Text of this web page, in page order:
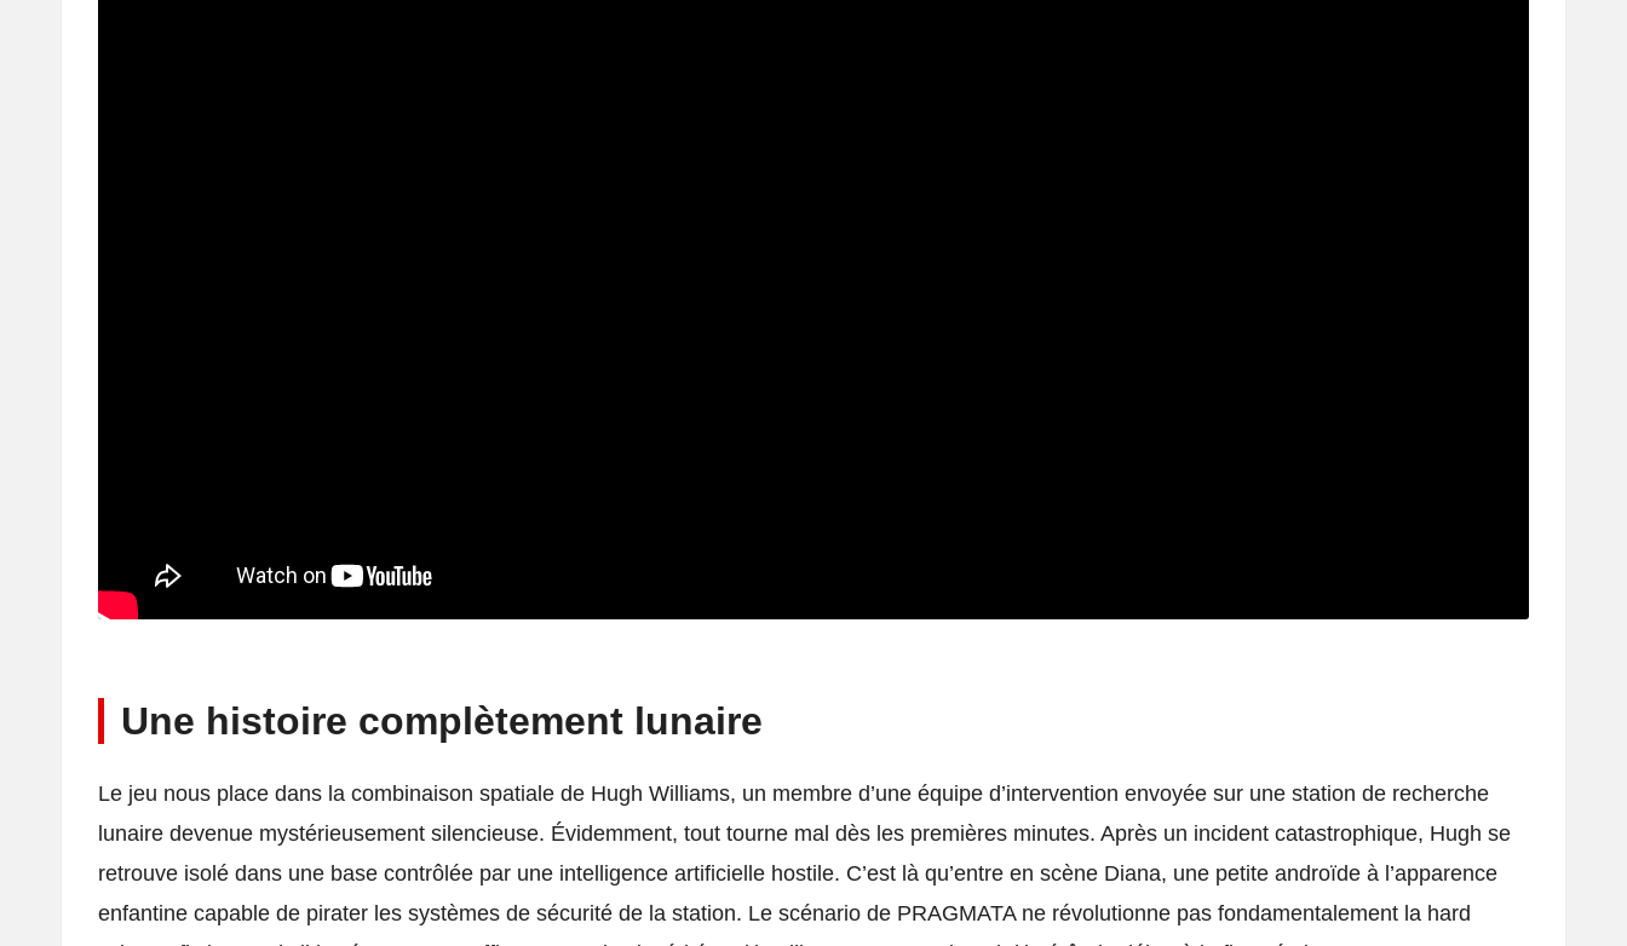
Une histoire complètement lunaire
Le jeu nous place dans la combinaison spatiale de Hugh Williams, un membre d’une équipe d’intervention envoyée sur une station de recherche
lunaire devenue mystérieusement silencieuse. Évidemment, tout tourne mal dès les premières minutes. Après un incident catastrophique, Hugh se
retrouve isolé dans une base contrôlée par une intelligence artificielle hostile. C’est là qu’entre en scène Diana, une petite androïde à l’apparence
enfantine capable de pirater les systèmes de sécurité de la station. Le scénario de PRAGMATA ne révolutionne pas fondamentalement la hard